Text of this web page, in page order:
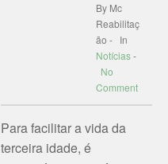
By Mc
Reabilitaç
ão - In
Notícias-
No
Comment
Para facilitar a vida da
terceira idade, é